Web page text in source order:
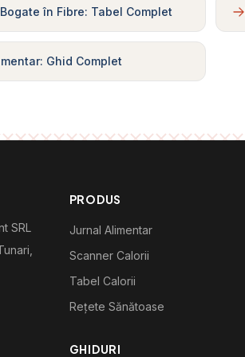
în Fibre: Tabel Complet
Ghid Complet
SRL
PRODUS
Jurnal Alimentar
Scanner Calorii
Tabel Calorii
Rețete Sănătoase
GHIDURI